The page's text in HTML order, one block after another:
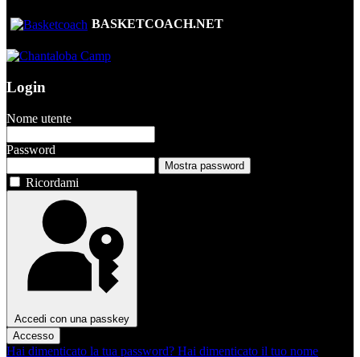
BASKETCOACH.NET
Login
Nome utente
Password
Mostra password
Ricordami
Accedi con una passkey
Accesso
Hai dimenticato la tua password? Hai dimenticato il tuo nome